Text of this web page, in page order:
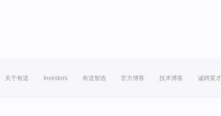
关于有道 Investors 有道智选 官方博客 技术博客 诚聘英才